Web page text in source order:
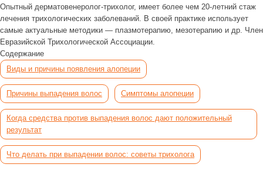
Опытный дерматовенеролог-трихолог, имеет более чем 20-летний стаж
лечения трихологических заболеваний. В своей практике использует
самые актуальные методики — плазмотерапию, мезотерапию и др. Член
Евразийской Трихологической Ассоциации.
Содержание
Виды и причины появления алопеции
Причины выпадения волос Симптомы алопеции
Когда средства против выпадения волос дают положительный
результат
Что делать при выпадении волос: советы трихолога